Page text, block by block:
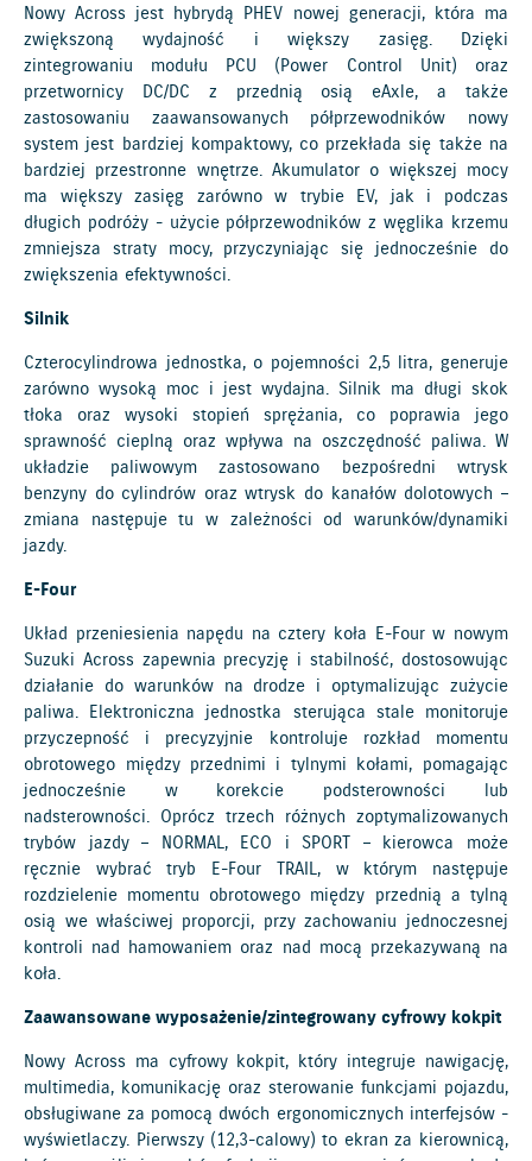
Nowy Across jest hybrydą PHEV nowej generacji, która ma
zwiększoną wydajność i większy zasięg. Dzięki
zintegrowaniu modułu PCU (Power Control Unit) oraz
przetwornicy DC/DC z przednią osią eAxle, a także
zastosowaniu zaawansowanych półprzewodników nowy
system jest bardziej kompaktowy, co przekłada się także na
bardziej przestronne wnętrze. Akumulator o większej mocy
ma większy zasięg zarówno w trybie EV, jak i podczas
długich podróży - użycie półprzewodników z węglika krzemu
zmniejsza straty mocy, przyczyniając się jednocześnie do
zwiększenia efektywności.
Silnik
Czterocylindrowa jednostka, o pojemności 2,5 litra, generuje
zarówno wysoką moc i jest wydajna. Silnik ma długi skok
tłoka oraz wysoki stopień sprężania, co poprawia jego
sprawność cieplną oraz wpływa na oszczędność paliwa. W
układzie paliwowym zastosowano bezpośredni wtrysk
benzyny do cylindrów oraz wtrysk do kanałów dolotowych –
zmiana następuje tu w zależności od warunków/dynamiki
jazdy.
E-Four
Układ przeniesienia napędu na cztery koła E-Four w nowym
Suzuki Across zapewnia precyzję i stabilność, dostosowując
działanie do warunków na drodze i optymalizując zużycie
paliwa. Elektroniczna jednostka sterująca stale monitoruje
przyczepność i precyzyjnie kontroluje rozkład momentu
obrotowego między przednimi i tylnymi kołami, pomagając
jednocześnie w korekcie podsterowności lub
nadsterowności. Oprócz trzech różnych zoptymalizowanych
trybów jazdy – NORMAL, ECO i SPORT – kierowca może
ręcznie wybrać tryb E-Four TRAIL, w którym następuje
rozdzielenie momentu obrotowego między przednią a tylną
osią we właściwej proporcji, przy zachowaniu jednoczesnej
kontroli nad hamowaniem oraz nad mocą przekazywaną na
koła.
Zaawansowane wyposażenie/zintegrowany cyfrowy kokpit
Nowy Across ma cyfrowy kokpit, który integruje nawigację,
multimedia, komunikację oraz sterowanie funkcjami pojazdu,
obsługiwane za pomocą dwóch ergonomicznych interfejsów -
wyświetlaczy. Pierwszy (12,3-calowy) to ekran za kierownicą,